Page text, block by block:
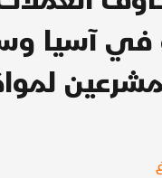
في آسيا